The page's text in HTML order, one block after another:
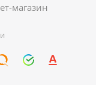
магазин